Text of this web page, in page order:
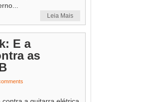
Leia Mais
E a
as